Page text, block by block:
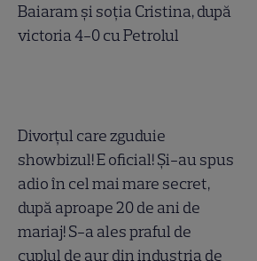
Baiaram și soția Cristina, după
victoria 4-0 cu Petrolul
Divorțul care zguduie
showbizul! E oficial! Și-au spus
adio în cel mai mare secret,
după aproape 20 de ani de
mariaj! S-a ales praful de
cuplul de aur din industria de